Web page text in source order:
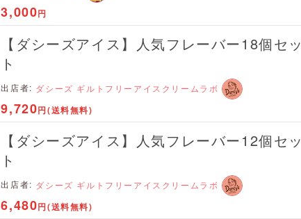
3,000円
【ダシーズアイス】人気フレーバー18個セッ
ト
出店者: ダシーズ ギルトフリーアイスクリームラボ
9,720円(送料無料)
【ダシーズアイス】人気フレーバー12個セッ
ト
出店者: ダシーズ ギルトフリーアイスクリームラボ
6,480円(送料無料)